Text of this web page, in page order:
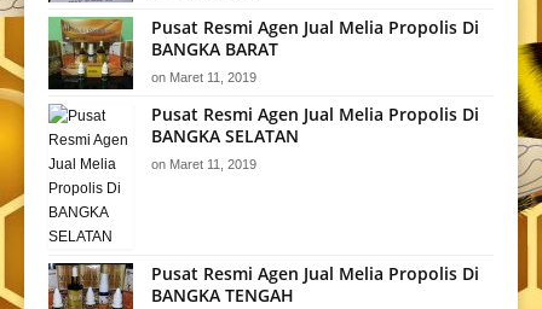
Pusat Resmi Agen Jual Melia Propolis Di
BANGKA BARAT
on Maret 11, 2019
Pusat Resmi Agen Jual Melia Propolis Di
BANGKA SELATAN
on Maret 11, 2019
Pusat Resmi Agen Jual Melia Propolis Di
BANGKA TENGAH